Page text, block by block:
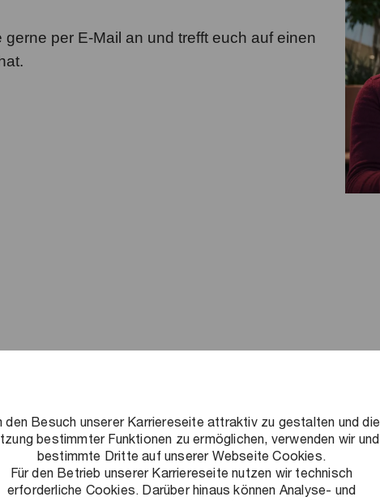
den Besuch unserer Karriereseite attraktiv zu gestalten und die
bestimmter Funktionen zu ermöglichen, verwenden wir und
bestimmte Dritte auf unserer Webseite Cookies.
Für den Betrieb unserer Karriereseite nutzen wir technisch
erforderliche Cookies. Darüber hinaus können Analyse- und
per E-Mail an und trefft euch auf einen
kennen
Hochschule:Hochschule Hannover
Studienschwerpunkte:Accounting,